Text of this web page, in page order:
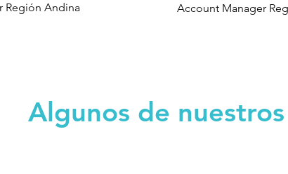
Región Andina Account Manager
Algunos de